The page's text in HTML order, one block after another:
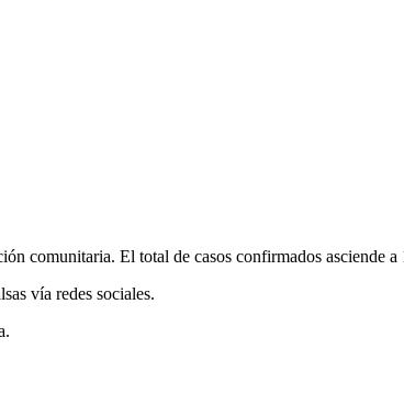
comunitaria. El total de casos confirmados asciende a
vía redes sociales.